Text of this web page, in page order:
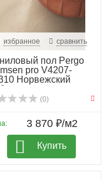
избранное сравнить
пол Pergo
pro V4207-
Норвежский
(0)
3 870 ₽/м2
Купить